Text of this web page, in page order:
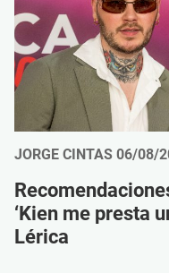
JORGE CINTAS 06/08/
‘Kien me presta
Lérica